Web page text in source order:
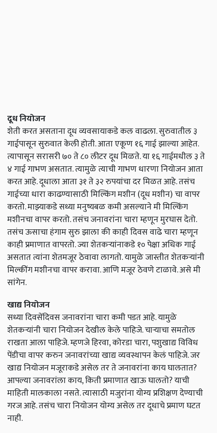
दूध नियोजन
शेती करत असताना दूध व्यवसायाकडे कल वाढला. सुरुवातील ३
गाईपासून सुरुवात केली होती. आता एकूण १६ गाई झाल्या आहेत.
त्यापासून सरासरी ७० ते ८० लीटर दूध मिळते. या १६ गाईमधील ३ ते
४ गाई गाभण असतात. त्यामुळे त्याची गाभण धारणा नियोजन आता
करत आहे. दूधाला आता ३१ ते ३२ रुपयांचा दर मिळत आहे. तसंच
गाईच्या धारा काढण्यासाठी मिल्किंग मशीन (दूध मशीन) चा वापर
करतो. माझ्याकडे सध्या मनुष्यबळ कमी असल्याने मी मिल्किंग
मशीनचा वापर करतो. तसंच जनावरांना चारा म्हणून मुरघास देतो.
तसंच ऊसाचा हंगाम सुरु झाला की काही दिवस वाढे चारा म्हणून
काही प्रमाणात वापरतो. ज्या शेतकऱ्यांनाकडे १० पेक्षा अधिक गाई
असतात त्यांना शेतमजूर ठेवावा लागतो. यामुळे जास्तीत शेतकऱ्यांनी
मिल्कींग मशीनचा वापर करावा. आणि मजूर ठेवणे टाळावे. असे मी
सांगेन.
खाद्य नियोजन
सध्या दिवसेंदिवस जनावरांना चारा कमी पडत आहे. यामुळे
शेतकऱ्यांनी चारा नियोजन देखील केले पाहिजे. चाऱ्याचा समतोल
राखता आला पाहिजे. म्हणजे हिरवा, कोरडा चारा, पशुखाद्य विविध
पेंडीचा वापर करुन जनावरांच्या खाद्य व्यवस्थापन केलं पाहिजे. जर
खाद्य नियोजन मजूराकडे असेल तर ते जनावरांना काय घालतात?
आपल्या जनावरांला काय, किती प्रमाणात खाऊ घालतो? याची
माहिती मालकाला नसते. त्यासाठी मजुरांना योग्य प्रशिक्षण देण्याची
गरज आहे. तसंच चारा नियोजन योग्य असेल तर दूधाचे प्रमाण घटत
नाही.